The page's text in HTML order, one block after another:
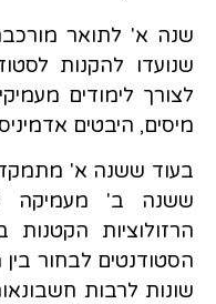
שנה א' לתואר
שנועדו להקנות
לצורך לימודים
מיסים, היבטים
בעוד ששנה א'
ששנה ב' מעמיקה
הרזולוציות
הסטודנטים לבחור
שונות לרבות